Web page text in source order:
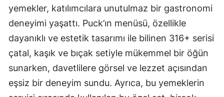
yemekler, katılımcılara unutulmaz bir gastronomi
deneyimi yaşattı. Puck’ın menüsü, özellikle
dayanıklı ve estetik tasarımı ile bilinen 316+ serisi
çatal, kaşık ve bıçak setiyle mükemmel bir öğün
sunarken, davetlilere görsel ve lezzet açısından
eşsiz bir deneyim sundu. Ayrıca, bu yemeklerin